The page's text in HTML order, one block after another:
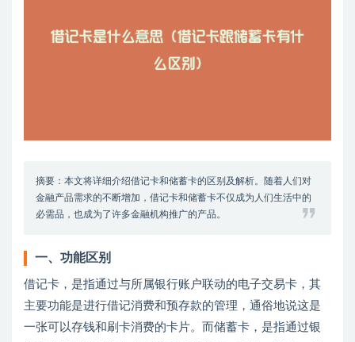
摘要：本文将详细介绍借记卡和储蓄卡的区别及解析。随着人们对
金融产品需求的不断增加，借记卡和储蓄卡不仅成为人们生活中的
必需品，也成为了许多金融机构推广的产品。
一、功能区别
借记卡，是指通过与所属银行账户联动的电子交易卡，其
主要功能是进行借记消费和预存款的管理，通俗地说这是
一张可以存钱和刷卡消费的卡片。而储蓄卡，是指通过银